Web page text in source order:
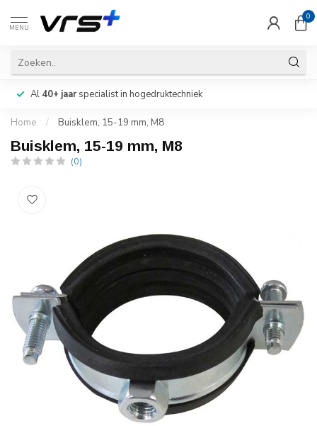
MENU
0
Al 40+ jaarspecialist in hogedruktechniek
Home / Buisklem, 15-19 mm, M8
Buisklem, 15-19 mm, M8
(0)